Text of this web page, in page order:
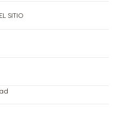
SITIO